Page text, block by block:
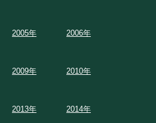
2005年 2006年
2009年 2010年
2013年 2014年